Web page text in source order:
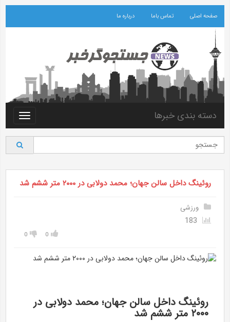
صفحه اصلی تماس باما درباره ما
Toggle
دسته بندی خبرها
روئینگ داخل سالن جهان؛ محمد دولابی در ۲۰۰۰ متر ششم شد
ورزشی
0
0
روئینگ داخل سالن جهان؛ محمد دولابی در
۲۰۰۰ متر ششم شد